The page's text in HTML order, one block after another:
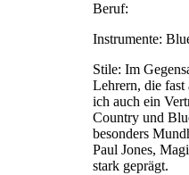
Beruf:
Instrumente:
Stile: Im
Lehrern, die fast
ich auch ein
Country und
besonders
Paul Jones,
stark geprägt.